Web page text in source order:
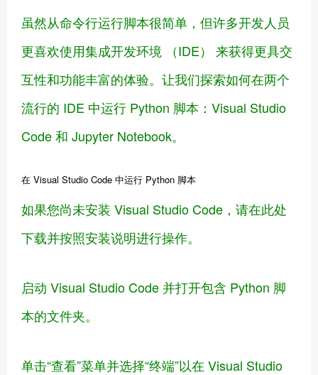
虽然从命令行运行脚本很简单，但许多开发人员
更喜欢使用集成开发环境 （IDE） 来获得更具交
互性和功能丰富的体验。让我们探索如何在两个
流行的 IDE 中运行 Python 脚本：Visual Studio
Code 和 Jupyter Notebook。
在 Visual Studio Code 中运行 Python 脚本
如果您尚未安装 Visual Studio Code，请在此处
下载并按照安装说明进行操作。
启动 Visual Studio Code 并打开包含 Python 脚
本的文件夹。
单击“查看”菜单并选择“终端”以在 Visual Studio